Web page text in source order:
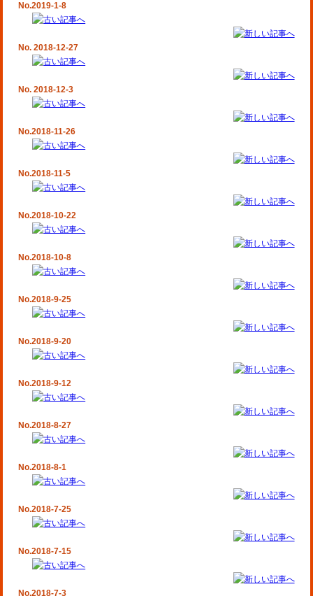
No.2019-1-8
No. 2018-12-27
No. 2018-12-3
No.2018-11-26
No.2018-11-5
No.2018-10-22
No.2018-10-8
No.2018-9-25
No.2018-9-20
No.2018-9-12
No.2018-8-27
No.2018-8-1
No.2018-7-25
No.2018-7-15
No.2018-7-3